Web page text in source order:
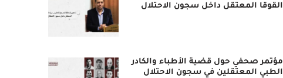
القوقا المعتقل داخل سجون الاحتلال
مؤتمر صحفي حول قضية الأطباء والكادر
الطبي المعتقلين في سجون الاحتلال